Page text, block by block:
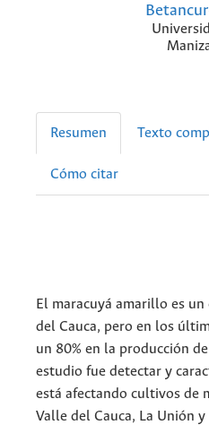
Resumen Texto
Cómo citar
El maracuyá amarillo es
del Cauca, pero en los
un 80% en la producción
estudio fue detectar y
está afectando cultivos de
Valle del Cauca, La Unión